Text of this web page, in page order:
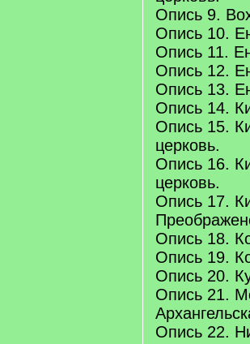
Опись 9.
Опись 10.
Опись 11.
Опись 12.
Опись 13.
Опись 14.
Опись 15.
церковь.
Опись 16.
церковь.
Опись 17.
Опись 18.
Опись 19.
Опись 20.
Опись 21.
Опись 22.